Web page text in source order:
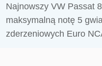
Najnowszy VW Passat
maksymalną notę 5
zderzeniowych Euro